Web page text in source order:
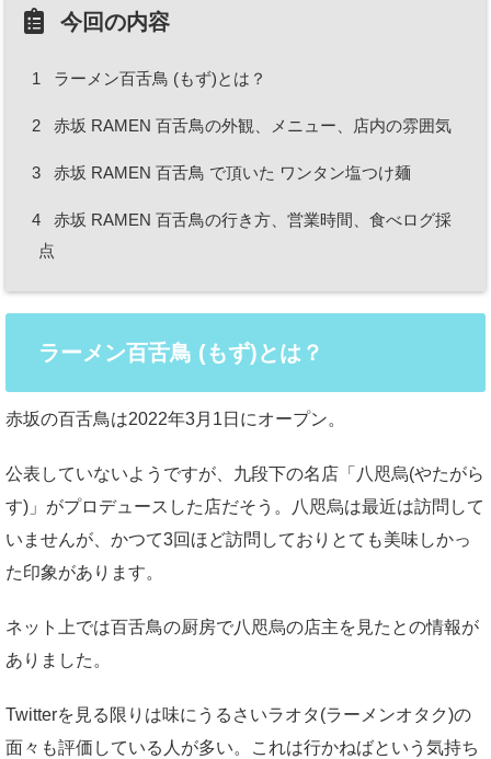
今回の内容
1 ラーメン百舌鳥 (もず)とは？
2 赤坂 RAMEN 百舌鳥の外観、メニュー、店内の雰囲気
3 赤坂 RAMEN 百舌鳥 で頂いた ワンタン塩つけ麺
4
赤坂 RAMEN 百舌鳥の行き方、営業時間、食べログ採
点
ラーメン百舌鳥 (もず)とは？
赤坂の百舌鳥は2022年3月1日にオープン。
公表していないようですが、九段下の名店「八咫烏(やたがら
す)」がプロデュースした店だそう。八咫烏は最近は訪問して
いませんが、かつて3回ほど訪問しておりとても美味しかっ
た印象があります。
ネット上では百舌鳥の厨房で八咫烏の店主を見たとの情報が
ありました。
Twitterを見る限りは味にうるさいラオタ(ラーメンオタク)の
面々も評価している人が多い。これは行かねばという気持ち